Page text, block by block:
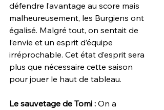
défendre l’avantage au score mais
malheureusement, les Burgiens ont
égalisé. Malgré tout, on sentait de
l’envie et un esprit d’équipe
irréprochable. Cet état d’esprit sera
plus que nécessaire cette saison
pour jouer le haut de tableau.
Le sauvetage de Tomi : On a